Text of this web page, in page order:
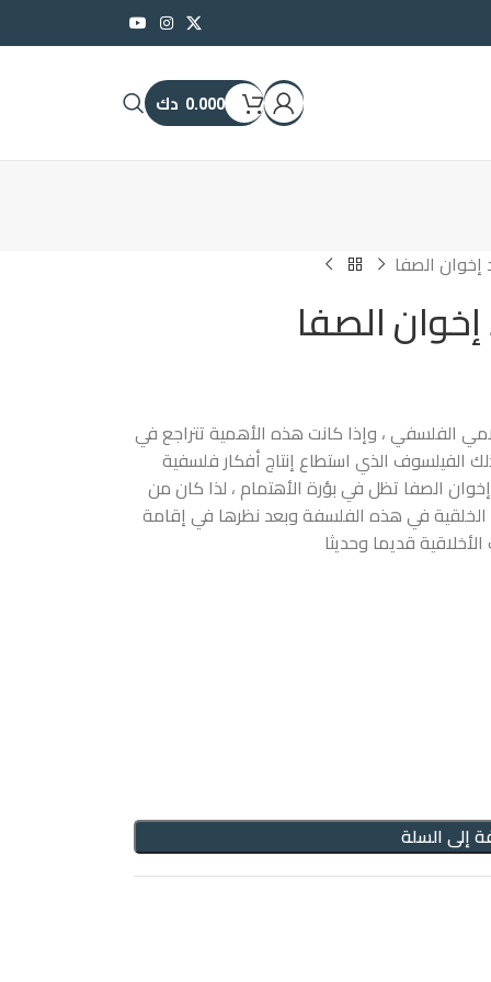
0.000 دك
الصفا
الصفا
الفلسفي ، وإذا كانت هذه الأهمية تتراجع في
الفيلسوف الذي استطاع إنتاج أفكار فلسفية
الصفا تظل في بؤرة الأهتمام ، لذا كان من
في هذه الفلسفة وبعد نظرها في إقامة
قديما وحديثا
إلى السلة